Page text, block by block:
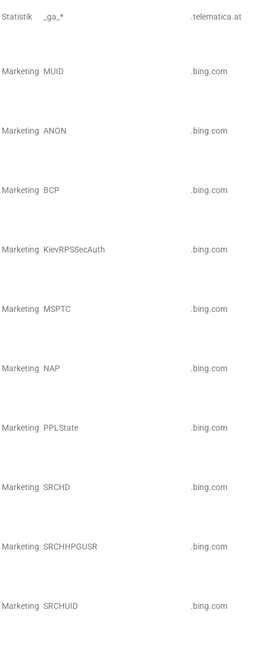
Statistik _ga_* .telematica.at
Marketing MUID .bing.com
Marketing ANON .bing.com
Marketing BCP .bing.com
Marketing KievRPSSecAuth .bing.com
Marketing MSPTC .bing.com
Marketing NAP .bing.com
Marketing PPLState .bing.com
Marketing SRCHD .bing.com
Marketing SRCHHPGUSR .bing.com
Marketing SRCHUID .bing.com